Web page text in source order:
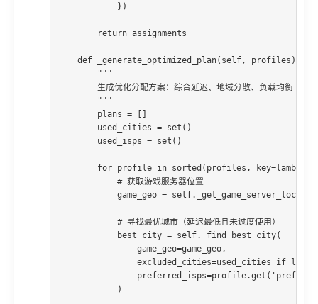
            })
        return assignments
    def _generate_optimized_plan(self, profiles):
        """
        生成优化分配方案：综合延迟、地域分散、负载均衡
        """
        plans = []
        used_cities = set()
        used_isps = set()
for profile in sorted(profiles, key=lambda
            # 获取游戏服务器位置
game_geo =
            # 寻找最优城市（延迟最低且未过度使用）
            best_city = self._find_best_city(
                game_geo=game_geo,
excluded_cities=used_cities if
            )